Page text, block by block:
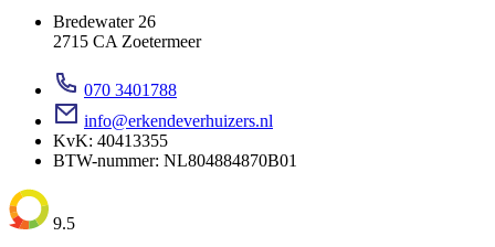
Bredewater 26
2715 CA Zoetermeer
070 3401788
info@erkendeverhuizers.nl
KvK: 40413355
BTW-nummer: NL804884870B01
9.5